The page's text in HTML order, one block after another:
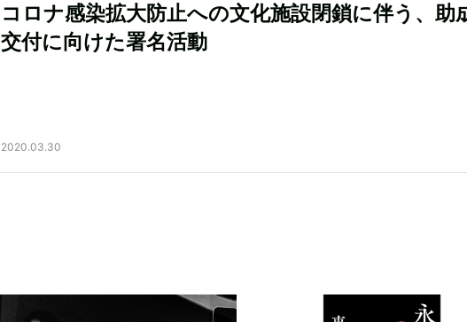
コロナ感染拡大防止への文化施設閉鎖に伴う、助
交付に向けた署名活動
2020.03.30